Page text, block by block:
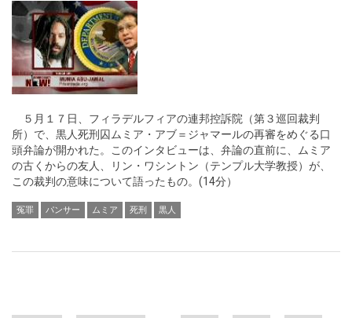
５月１７日、フィラデルフィアの連邦控訴院（第３巡回裁判
所）で、黒人死刑囚ムミア・アブ＝ジャマールの再審をめぐる口
頭弁論が開かれた。このインタビューは、弁論の直前に、ムミア
の古くからの友人、リン・ワシントン（テンプル大学教授）が、
この裁判の意味について語ったもの。(14分）
冤罪 パンサー ムミア 死刑 黒人